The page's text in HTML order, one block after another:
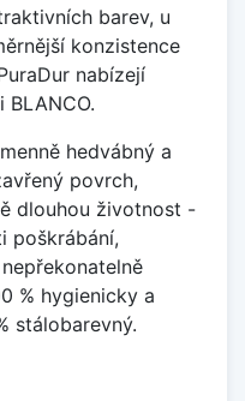
barev, u
konzistence
nabízejí
hedvábný a
povrch,
dlouhou životnost -
poškrábání,
% hygienicky a
stálobarevný.